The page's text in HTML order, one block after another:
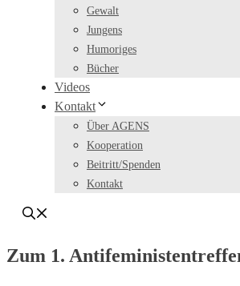
Gewalt
Jungens
Humoriges
Bücher
Videos
Kontakt
Über AGENS
Kooperation
Beitritt/Spenden
Kontakt
Zum 1.